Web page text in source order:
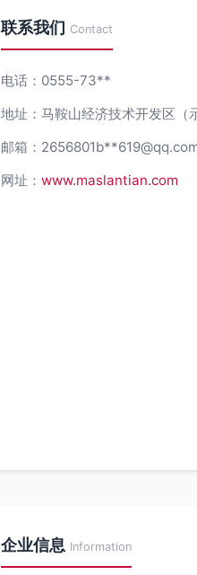
联系我们 Contact
电话：0555-73**
地址：马鞍山经济技术开发区
邮箱：2656801b**
网址： www.maslantian.com
企业信息 Information